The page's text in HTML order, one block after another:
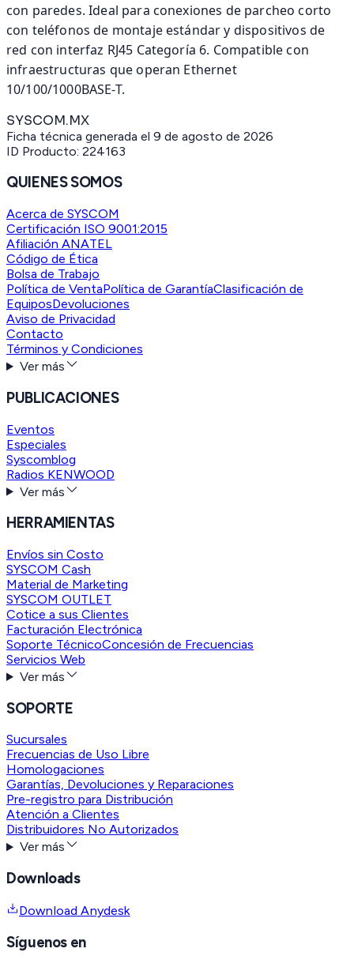
con paredes. Ideal para conexiones de parcheo corto
con teléfonos de montaje estándar y dispositivos de
red con interfaz RJ45 Categoría 6. Compatible con
infraestructuras que operan Ethernet
10/100/1000BASE-T.
SYSCOM.MX
Ficha técnica generada el 9 de agosto de 2026
ID Producto: 224163
QUIENES SOMOS
Acerca de SYSCOM
Certificación ISO 9001:2015
Afiliación ANATEL
Código de Ética
Bolsa de Trabajo
Política de VentaPolítica de GarantíaClasificación de
EquiposDevoluciones
Aviso de Privacidad
Contacto
Términos y Condiciones
Ver más
PUBLICACIONES
Eventos
Especiales
Syscomblog
Radios KENWOOD
Ver más
HERRAMIENTAS
Envíos sin Costo
SYSCOM Cash
Material de Marketing
SYSCOM OUTLET
Cotice a sus Clientes
Facturación Electrónica
Soporte TécnicoConcesión de Frecuencias
Servicios Web
Ver más
SOPORTE
Sucursales
Frecuencias de Uso Libre
Homologaciones
Garantías, Devoluciones y Reparaciones
Pre-registro para Distribución
Atención a Clientes
Distribuidores No Autorizados
Ver más
Downloads
Download Anydesk
Síguenos en